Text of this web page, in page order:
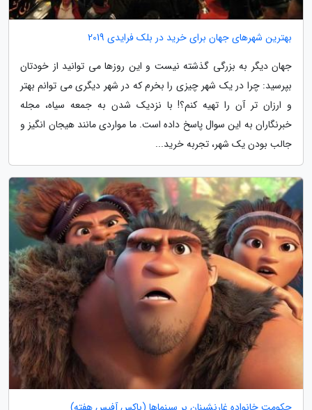
بهترین شهرهای جهان برای خرید در بلک فرایدی 2019
جهان دیگر به بزرگی گذشته نیست و این روزها می توانید از خودتان
بپرسید: چرا در یک شهر چیزی را بخرم که در شهر دیگری می توانم بهتر
و ارزان تر آن را تهیه کنم؟! با نزدیک شدن به جمعه سیاه، مجله
خبرنگاران به این سوال پاسخ داده است. ما مواردی مانند هیجان انگیز و
جالب بودن یک شهر، تجربه خرید...
حکومت خانواده غارنشینان بر سینماها (باکس آفیس هفته)